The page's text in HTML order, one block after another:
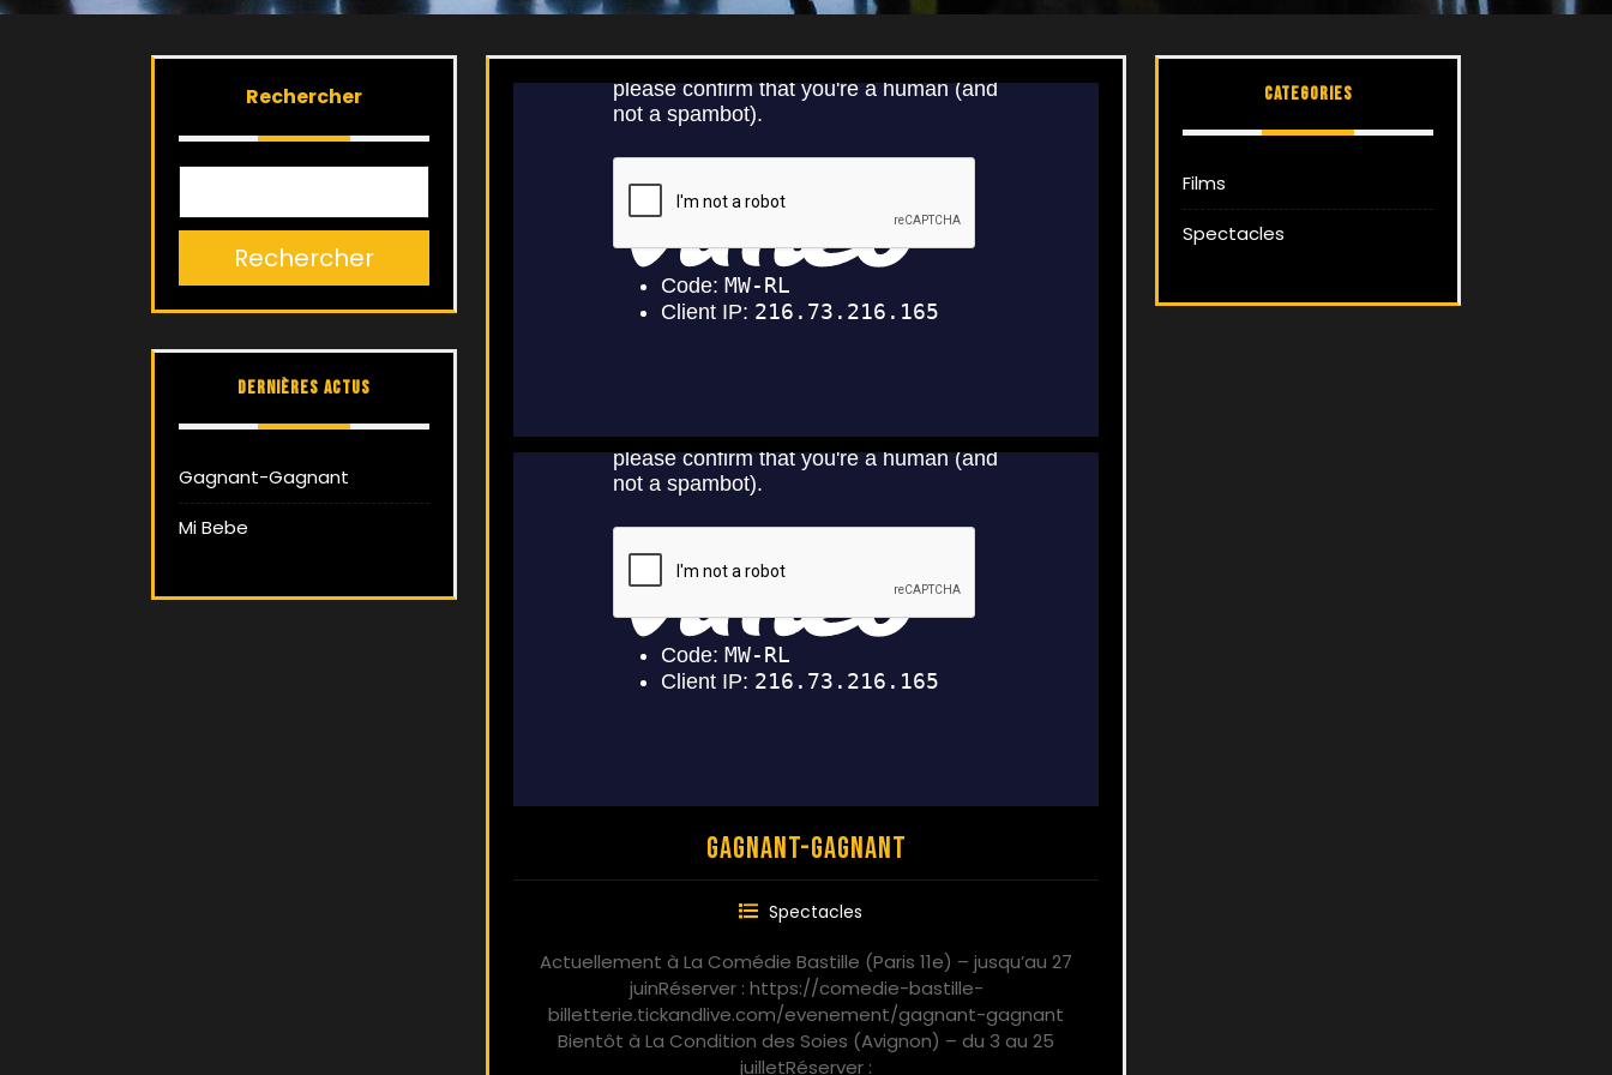
Rechercher
Rechercher
Dernières actus
Gagnant-Gagnant
Mi Bebe
Gagnant-Gagnant
Spectacles
Actuellement à La Comédie Bastille (Paris 11e) – jusqu’au 27
juinRéserver : https://comedie-bastille-
billetterie.tickandlive.com/evenement/gagnant-gagnant
Bientôt à La Condition des Soies (Avignon) – du 3 au 25
juilletRéserver :
Categories
Films
Spectacles